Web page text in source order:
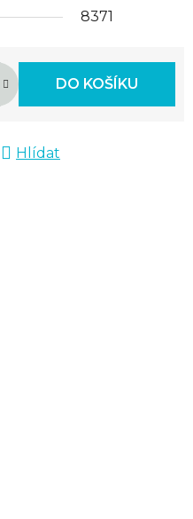
8371
DO KOŠÍKU
Hlídat